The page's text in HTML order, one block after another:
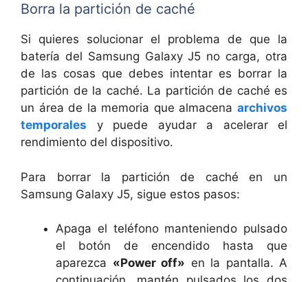
Borra la partición de caché
Si quieres solucionar el problema de que la
batería del Samsung Galaxy J5 no carga, otra
de las cosas que debes intentar es borrar la
partición de la caché. La partición de caché es
un área de la memoria que almacena archivos
temporales y puede ayudar a acelerar el
rendimiento del dispositivo.
Para borrar la partición de caché en un
Samsung Galaxy J5, sigue estos pasos:
Apaga el teléfono manteniendo pulsado
el botón de encendido hasta que
aparezca «Power off» en la pantalla. A